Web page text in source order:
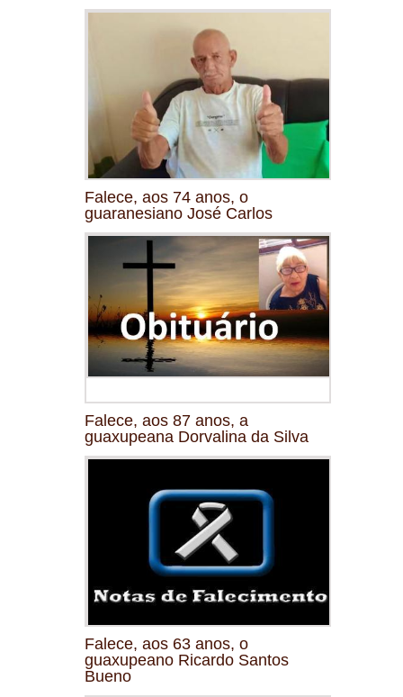
Falece, aos 74 anos, o
guaranesiano José Carlos
Falece, aos 87 anos, a
guaxupeana Dorvalina da Silva
Falece, aos 63 anos, o
guaxupeano Ricardo Santos
Bueno